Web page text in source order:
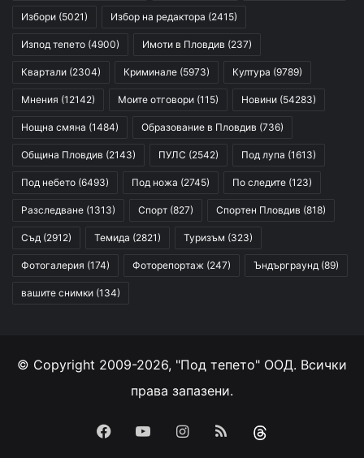
Избори (5021) Избор на редактора (2415)
Изпод тепето (4900) Имоти в Пловдив (237)
Квартали (2304) Криминале (5973) Култура (9789)
Мнения (12142) Моите отговори (115) Новини (54283)
Нощна смяна (1484) Образование в Пловдив (736)
Община Пловдив (2143) ПУЛС (2542) Под лупа (1613)
Под небето (6493) Под ножа (2745) По следите (123)
Разследване (1313) Спорт (827) Спортен Пловдив (818)
Съд (2912) Темида (2821) Туризъм (323)
Фотогалерия (174) Фоторепортаж (247) Ъндърграунд (89)
вашите снимки (134)
© Copyright 2009-2026, "Под тепето" ООД. Всички
права запазени.
Facebook
YouTubeInstagram
RSS